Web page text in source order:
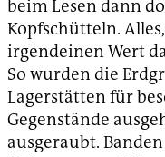
beim Lesen dann
Kopfschütteln.
irgendeinen Wert
So wurden die
Lagerstätten für
Gegenstände
ausgeraubt.